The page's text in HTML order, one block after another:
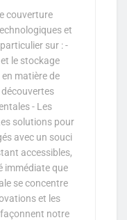
couverture
et
sur : -
le stockage
matière de
- Les
solutions pour
avec un souci
accessibles,
immédiate que
se concentre
et les
notre